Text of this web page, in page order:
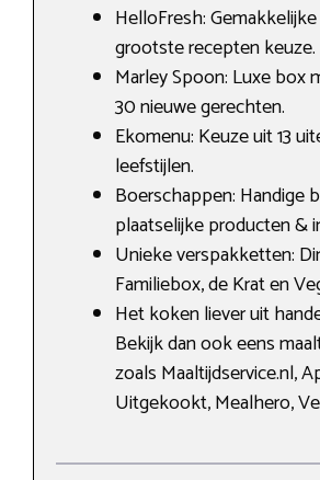
HelloFresh:
grootste recepten keuze.
Marley Spoon: Luxe box
30 nieuwe gerechten.
Ekomenu: Keuze uit 13
leefstijlen.
Boerschappen: Handige
plaatselijke producten &
Unieke verspakketten:
Familiebox, de Krat en
Het koken liever uit
Bekijk dan ook eens
zoals Maaltijdservice.nl,
Uitgekookt, Mealhero,